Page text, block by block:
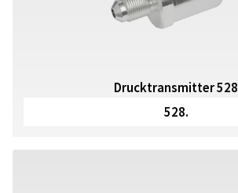
Drucktransmitter 528
528.